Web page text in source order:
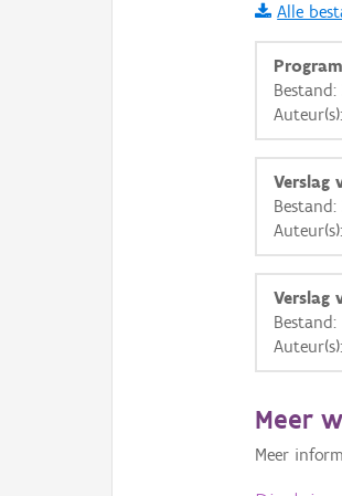
i
+
Alle
Bestand:
Verslag
Bestand:
Verslag
Bestand:
Meer
Meer